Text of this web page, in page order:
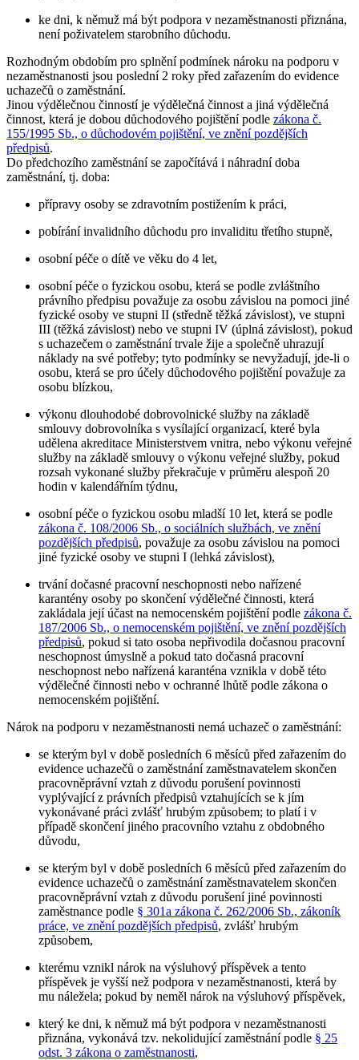
ke dni, k němuž má být podpora v nezaměstnanosti přiznána,
není poživatelem starobního důchodu.
Rozhodným obdobím pro splnění podmínek nároku na podporu v
nezaměstnanosti jsou poslední 2 roky před zařazením do evidence
uchazečů o zaměstnání.
Jinou výdělečnou činností je výdělečná činnost a jiná výdělečná
činnost, která je dobou důchodového pojištění podle zákona č.
155/1995 Sb., o důchodovém pojištění, ve znění pozdějších
předpisů.
Do předchozího zaměstnání se započítává i náhradní doba
zaměstnání, tj. doba:
přípravy osoby se zdravotním postižením k práci,
pobírání invalidního důchodu pro invaliditu třetího stupně,
osobní péče o dítě ve věku do 4 let,
osobní péče o fyzickou osobu, která se podle zvláštního
právního předpisu považuje za osobu závislou na pomoci jiné
fyzické osoby ve stupni II (středně těžká závislost), ve stupni
III (těžká závislost) nebo ve stupni IV (úplná závislost), pokud
s uchazečem o zaměstnání trvale žije a společně uhrazují
náklady na své potřeby; tyto podmínky se nevyžadují, jde-li o
osobu, která se pro účely důchodového pojištění považuje za
osobu blízkou,
výkonu dlouhodobé dobrovolnické služby na základě
smlouvy dobrovolníka s vysílající organizací, které byla
udělena akreditace Ministerstvem vnitra, nebo výkonu veřejné
služby na základě smlouvy o výkonu veřejné služby, pokud
rozsah vykonané služby překračuje v průměru alespoň 20
hodin v kalendářním týdnu,
osobní péče o fyzickou osobu mladší 10 let, která se podle
zákona č. 108/2006 Sb., o sociálních službách, ve znění
pozdějších předpisů, považuje za osobu závislou na pomoci
jiné fyzické osoby ve stupni I (lehká závislost),
trvání dočasné pracovní neschopnosti nebo nařízené
karantény osoby po skončení výdělečné činnosti, která
zakládala její účast na nemocenském pojištění podle zákona č.
187/2006 Sb., o nemocenském pojištění, ve znění pozdějších
předpisů, pokud si tato osoba nepřivodila dočasnou pracovní
neschopnost úmyslně a pokud tato dočasná pracovní
neschopnost nebo nařízená karanténa vznikla v době této
výdělečné činnosti nebo v ochranné lhůtě podle zákona o
nemocenském pojištění.
Nárok na podporu v nezaměstnanosti nemá uchazeč o zaměstnání:
se kterým byl v době posledních 6 měsíců před zařazením do
evidence uchazečů o zaměstnání zaměstnavatelem skončen
pracovněprávní vztah z důvodu porušení povinnosti
vyplývající z právních předpisů vztahujících se k jím
vykonávané práci zvlášť hrubým způsobem; to platí i v
případě skončení jiného pracovního vztahu z obdobného
důvodu,
se kterým byl v době posledních 6 měsíců před zařazením do
evidence uchazečů o zaměstnání zaměstnavatelem skončen
pracovněprávní vztah z důvodu porušení jiné povinnosti
zaměstnance podle § 301a zákona č. 262/2006 Sb., zákoník
práce, ve znění pozdějších předpisů, zvlášť hrubým
způsobem,
kterému vznikl nárok na výsluhový příspěvek a tento
příspěvek je vyšší než podpora v nezaměstnanosti, která by
mu náležela; pokud by neměl nárok na výsluhový příspěvek,
který ke dni, k němuž má být podpora v nezaměstnanosti
přiznána, vykonává tzv. nekolidující zaměstnání podle § 25
odst. 3 zákona o zaměstnanosti,